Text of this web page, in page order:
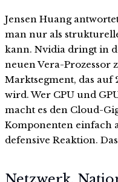
Jensen Huang
man nur als
kann. Nvidia dringt in
neuen Vera-Prozessor
Marktsegment, das
wird. Wer CPU und
macht es den Cloud-
Komponenten einfach
defensive Reaktion.